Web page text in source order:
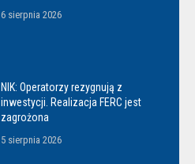
6 sierpnia 2026
NIK: Operatorzy rezygnują z
inwestycji. Realizacja FERC jest
zagrożona
5 sierpnia 2026